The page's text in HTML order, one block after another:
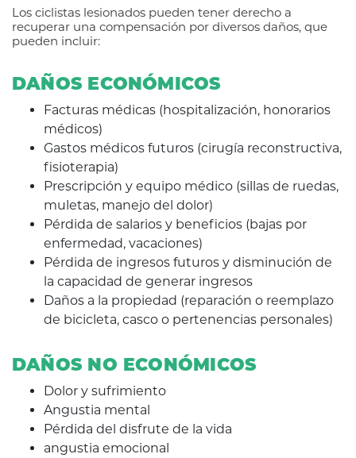
Los ciclistas lesionados pueden tener derecho a
recuperar una compensación por diversos daños, que
pueden incluir:
DAÑOS ECONÓMICOS
Facturas médicas (hospitalización, honorarios
médicos)
Gastos médicos futuros (cirugía reconstructiva,
fisioterapia)
Prescripción y equipo médico (sillas de ruedas,
muletas, manejo del dolor)
Pérdida de salarios y beneficios (bajas por
enfermedad, vacaciones)
Pérdida de ingresos futuros y disminución de
la capacidad de generar ingresos
Daños a la propiedad (reparación o reemplazo
de bicicleta, casco o pertenencias personales)
DAÑOS NO ECONÓMICOS
Dolor y sufrimiento
Angustia mental
Pérdida del disfrute de la vida
angustia emocional